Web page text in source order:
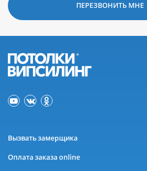
ПЕРЕЗВОНИТЬ МНЕ
Вызвать замерщика
Оплата заказа online